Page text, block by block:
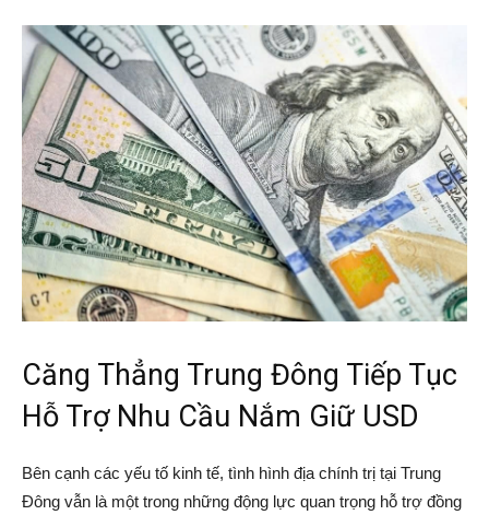
Căng Thẳng Trung Đông Tiếp Tục
Hỗ Trợ Nhu Cầu Nắm Giữ USD
Bên cạnh các yếu tố kinh tế, tình hình địa chính trị tại Trung
Đông vẫn là một trong những động lực quan trọng hỗ trợ đồng